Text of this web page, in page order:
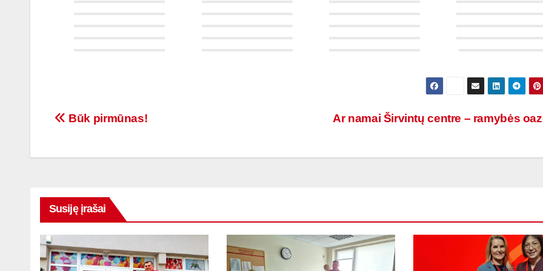
Ar namai Širvintų centre – ramybės
Būk pirmūnas!
Susiję įrašai